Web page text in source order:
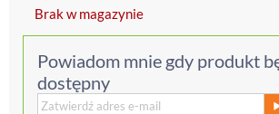
Brak w magazynie
Powiadom mnie gdy produkt
dostępny